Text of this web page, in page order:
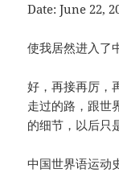
Date: June 22,
使我居然进入了
好，再接再厉，
走过的路，跟世
的细节，以后只
中国世界语运动